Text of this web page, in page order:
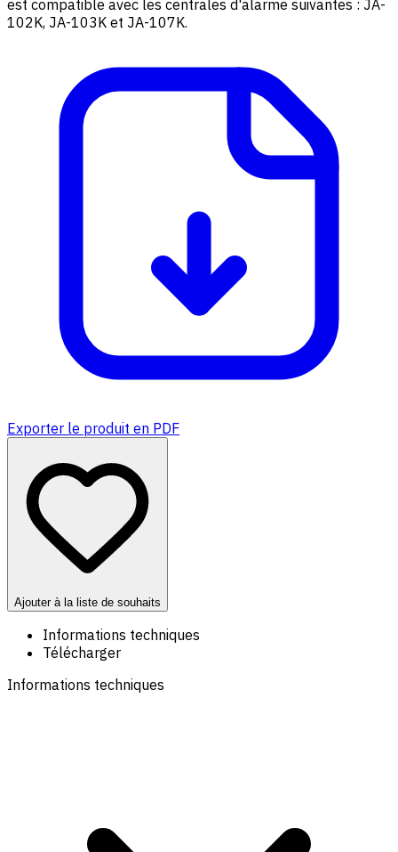
est compatible avec les centrales d'alarme suivantes : JA-
102K, JA-103K et JA-107K.
Exporter le produit en PDF
Ajouter à la liste de souhaits
Informations techniques
Télécharger
Informations techniques